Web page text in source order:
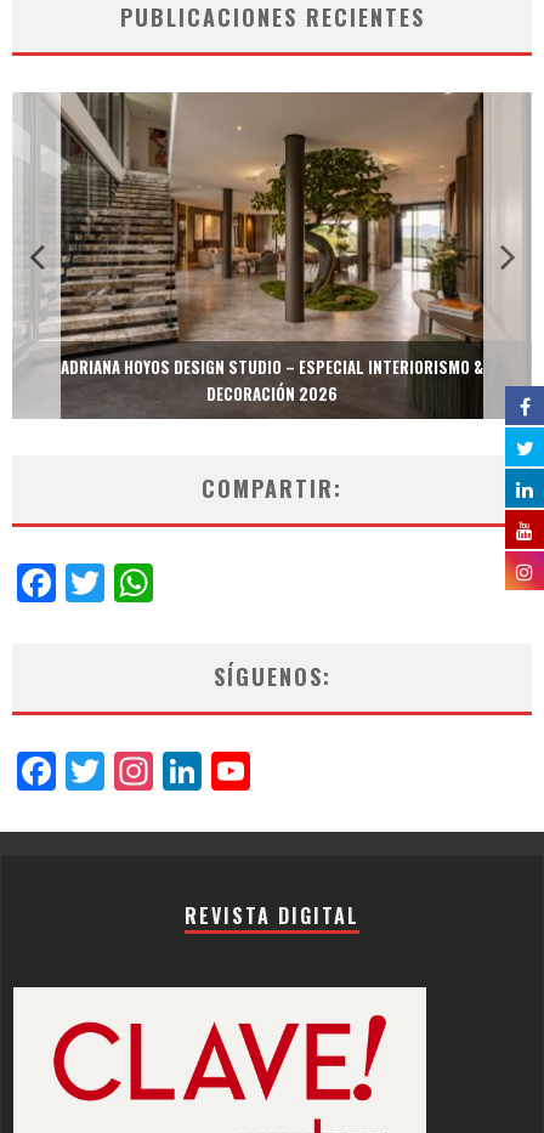
PUBLICACIONES RECIENTES
ADRIANA HOYOS DESIGN STUDIO – ESPECIAL INTERIORISMO &
DECORACIÓN 2026
COMPARTIR:
Facebook
Twitter
SÍGUENOS:
Facebook
Twitter
Instagram
LinkedIn
REVISTA DIGITAL